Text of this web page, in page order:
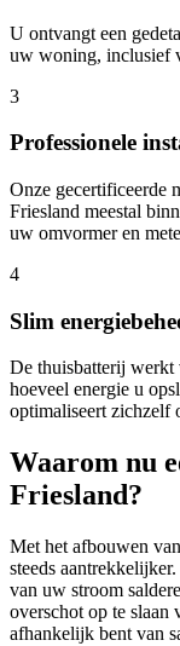
U ontvangt een
uw woning, inclusief
3
Professionele
Onze gecertificeerde
Friesland meestal
uw omvormer en
4
Slim
De thuisbatterij werkt
hoeveel energie u
optimaliseert zichzelf
Waarom nu
Friesland?
Met het afbouwen
steeds
van uw stroom
overschot op te
afhankelijk bent van